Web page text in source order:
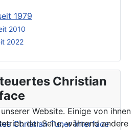
1979
2010
2022
Christian
Christian Tuner Interface
Website. Einige von ihnen
der Seite, während andere